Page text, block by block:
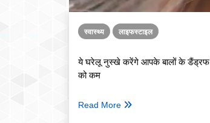
स्वास्थ्य लाइफस्टाइल
ये घरेलू नुस्खे करेंगे आपके बालों के डैंड्रफ
को कम
Read More